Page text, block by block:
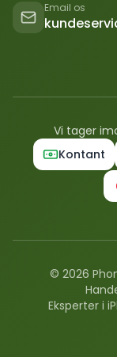
Email os
Vi tager
Kontant
© 2026
Eksperter i